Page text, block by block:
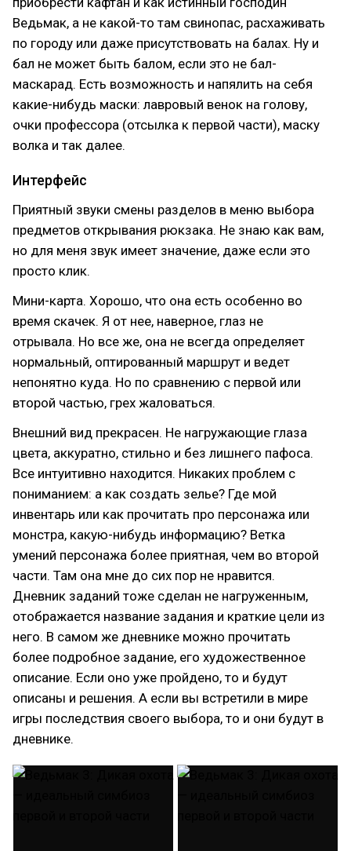
Ведьмак, а не какой-то там свинопас, расхаживать
по городу или даже присутствовать на балах. Ну и
бал не может быть балом, если это не бал-
маскарад. Есть возможность и напялить на себя
какие-нибудь маски: лавровый венок на голову,
очки профессора (отсылка к первой части), маску
волка и так далее.
Интерфейс
Приятный звуки смены разделов в меню выбора
предметов открывания рюкзака. Не знаю как вам,
но для меня звук имеет значение, даже если это
просто клик.
Мини-карта. Хорошо, что она есть особенно во
время скачек. Я от нее, наверное, глаз не
отрывала. Но все же, она не всегда определяет
нормальный, оптированный маршрут и ведет
непонятно куда. Но по сравнению с первой или
второй частью, грех жаловаться.
Внешний вид прекрасен. Не нагружающие глаза
цвета, аккуратно, стильно и без лишнего пафоса.
Все интуитивно находится. Никаких проблем с
пониманием: а как создать зелье? Где мой
инвентарь или как прочитать про персонажа или
монстра, какую-нибудь информацию? Ветка
умений персонажа более приятная, чем во второй
части. Там она мне до сих пор не нравится.
Дневник заданий тоже сделан не нагруженным,
отображается название задания и краткие цели из
него. В самом же дневнике можно прочитать
более подробное задание, его художественное
описание. Если оно уже пройдено, то и будут
описаны и решения. А если вы встретили в мире
игры последствия своего выбора, то и они будут в
дневнике.